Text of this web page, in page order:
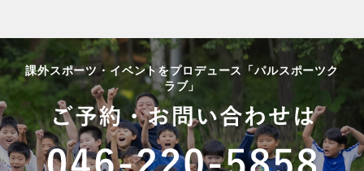
課外スポーツ・イベントをプロデュース「パルスポーツク
ラブ」